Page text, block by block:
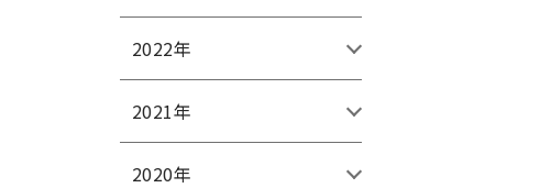
2022年
2021年
2020年